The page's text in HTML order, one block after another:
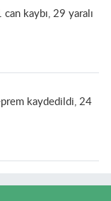
kaybı, 29 yaralı
kaydedildi, 24